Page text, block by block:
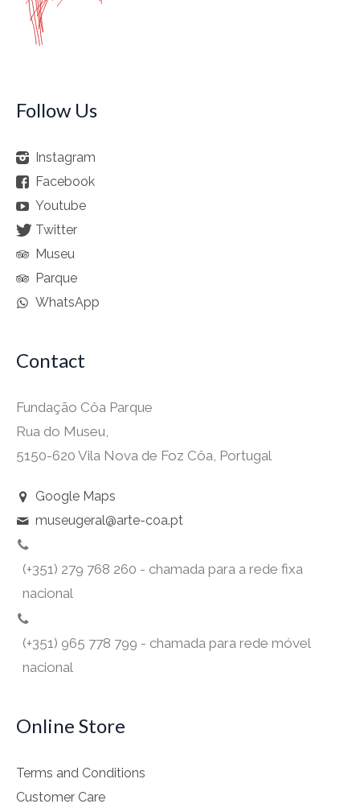
Follow Us
Instagram
Facebook
Youtube
Twitter
Museu
Parque
WhatsApp
Contact
Fundação Côa Parque
Rua do Museu,
5150-620 Vila Nova de Foz Côa, Portugal
Google Maps
museugeral@arte-coa.pt
(+351) 279 768 260 - chamada para a rede fixa
nacional
(+351) 965 778 799 - chamada para rede móvel
nacional
Online Store
Terms and Conditions
Customer Care